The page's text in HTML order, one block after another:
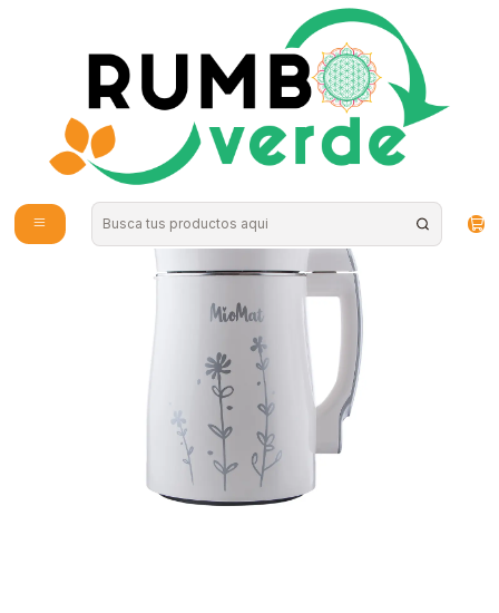
Envío gratis por compras sobre los 59.990 en la provincia de Santiago